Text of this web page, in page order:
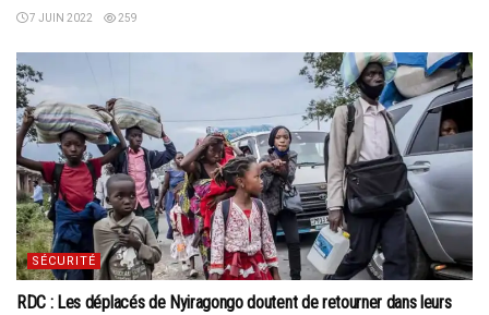
7 JUIN 2022 259
SÉCURITÉ
RDC : Les déplacés de Nyiragongo doutent de retourner dans leurs